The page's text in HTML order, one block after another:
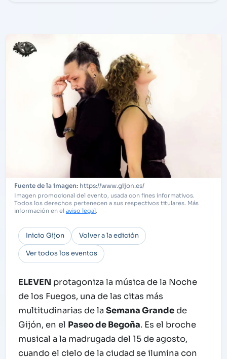
https://www.gijon.es/
Imagen promocional del evento, usada con fines informativos.
Todos los derechos pertenecen a sus respectivos titulares. Más
información en el aviso legal.
Inicio Gijon Volver a la edición
Ver todos los eventos
ELEVEN protagoniza la música de la Noche
de los Fuegos, una de las citas más
multitudinarias de la Semana Grandede
Gijón, en el Paseo de Begoña. Es el broche
musical a la madrugada del 15 de agosto,
cuando el cielo de la ciudad se ilumina con